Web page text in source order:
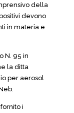
della
devono
in materia e
N. 95 in
la ditta
per aerosol
i